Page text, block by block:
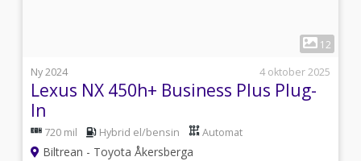
12
Ny 2024
4 oktober 2025
Lexus NX 450h+ Business Plus Plug-
In
720 mil Hybrid el/bensin Automat
Biltrean - Toyota Åkersberga